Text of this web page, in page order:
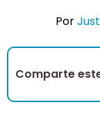
Por
Comparte